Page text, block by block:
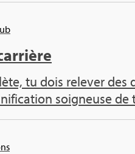
tu dois rele­ver des
soi­gneuse de